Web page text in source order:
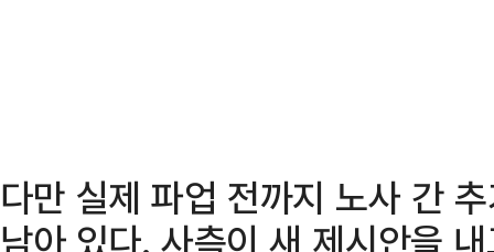
다만 실제 파업 전까지 노사 간
남아 있다. 사측이 새 제시안을